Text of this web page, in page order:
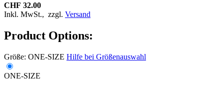
CHF 32.00
Inkl. MwSt., zzgl. Versand
Product Options:
Größe: ONE-SIZE Hilfe bei Größenauswahl
ONE-SIZE